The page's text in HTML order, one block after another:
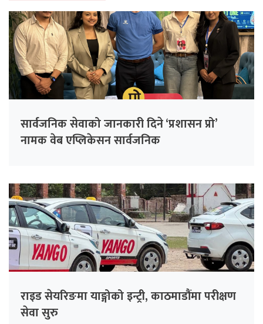
सार्वजनिक सेवाको जानकारी दिने ‘प्रशासन प्रो’
नामक वेब एप्लिकेसन सार्वजनिक
राइड सेयरिङमा याङ्गोको इन्ट्री, काठमाडौंमा परीक्षण
सेवा सुरु